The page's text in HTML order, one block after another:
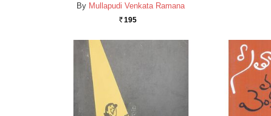
By Mullapudi Venkata Ramana
Rs. 195